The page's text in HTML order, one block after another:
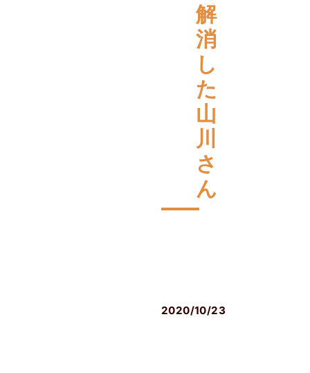
解
消
し
た
山
川
さ
ん
2020/10/23